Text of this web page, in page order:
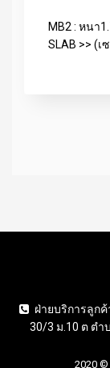
MB2 : หนา
SLAB >> (เ
ฝ่ายบริการลูกค้
30/3 ม.10 ต ตำ
2020 ©